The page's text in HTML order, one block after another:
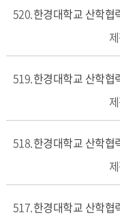
520 한경대학교 산학협
519 한경대학교 산학협
518 한경대학교 산학협
517 한경대학교 산학협